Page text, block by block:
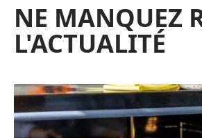
NE MANQUEZ
L'ACTUALITÉ